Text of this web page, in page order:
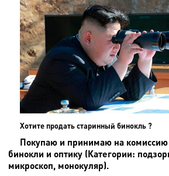
Хотите продать старинный бинокль ?
Покупаю и принимаю на
бинокли и оптику (Категории:
микроскоп, монокуляр).